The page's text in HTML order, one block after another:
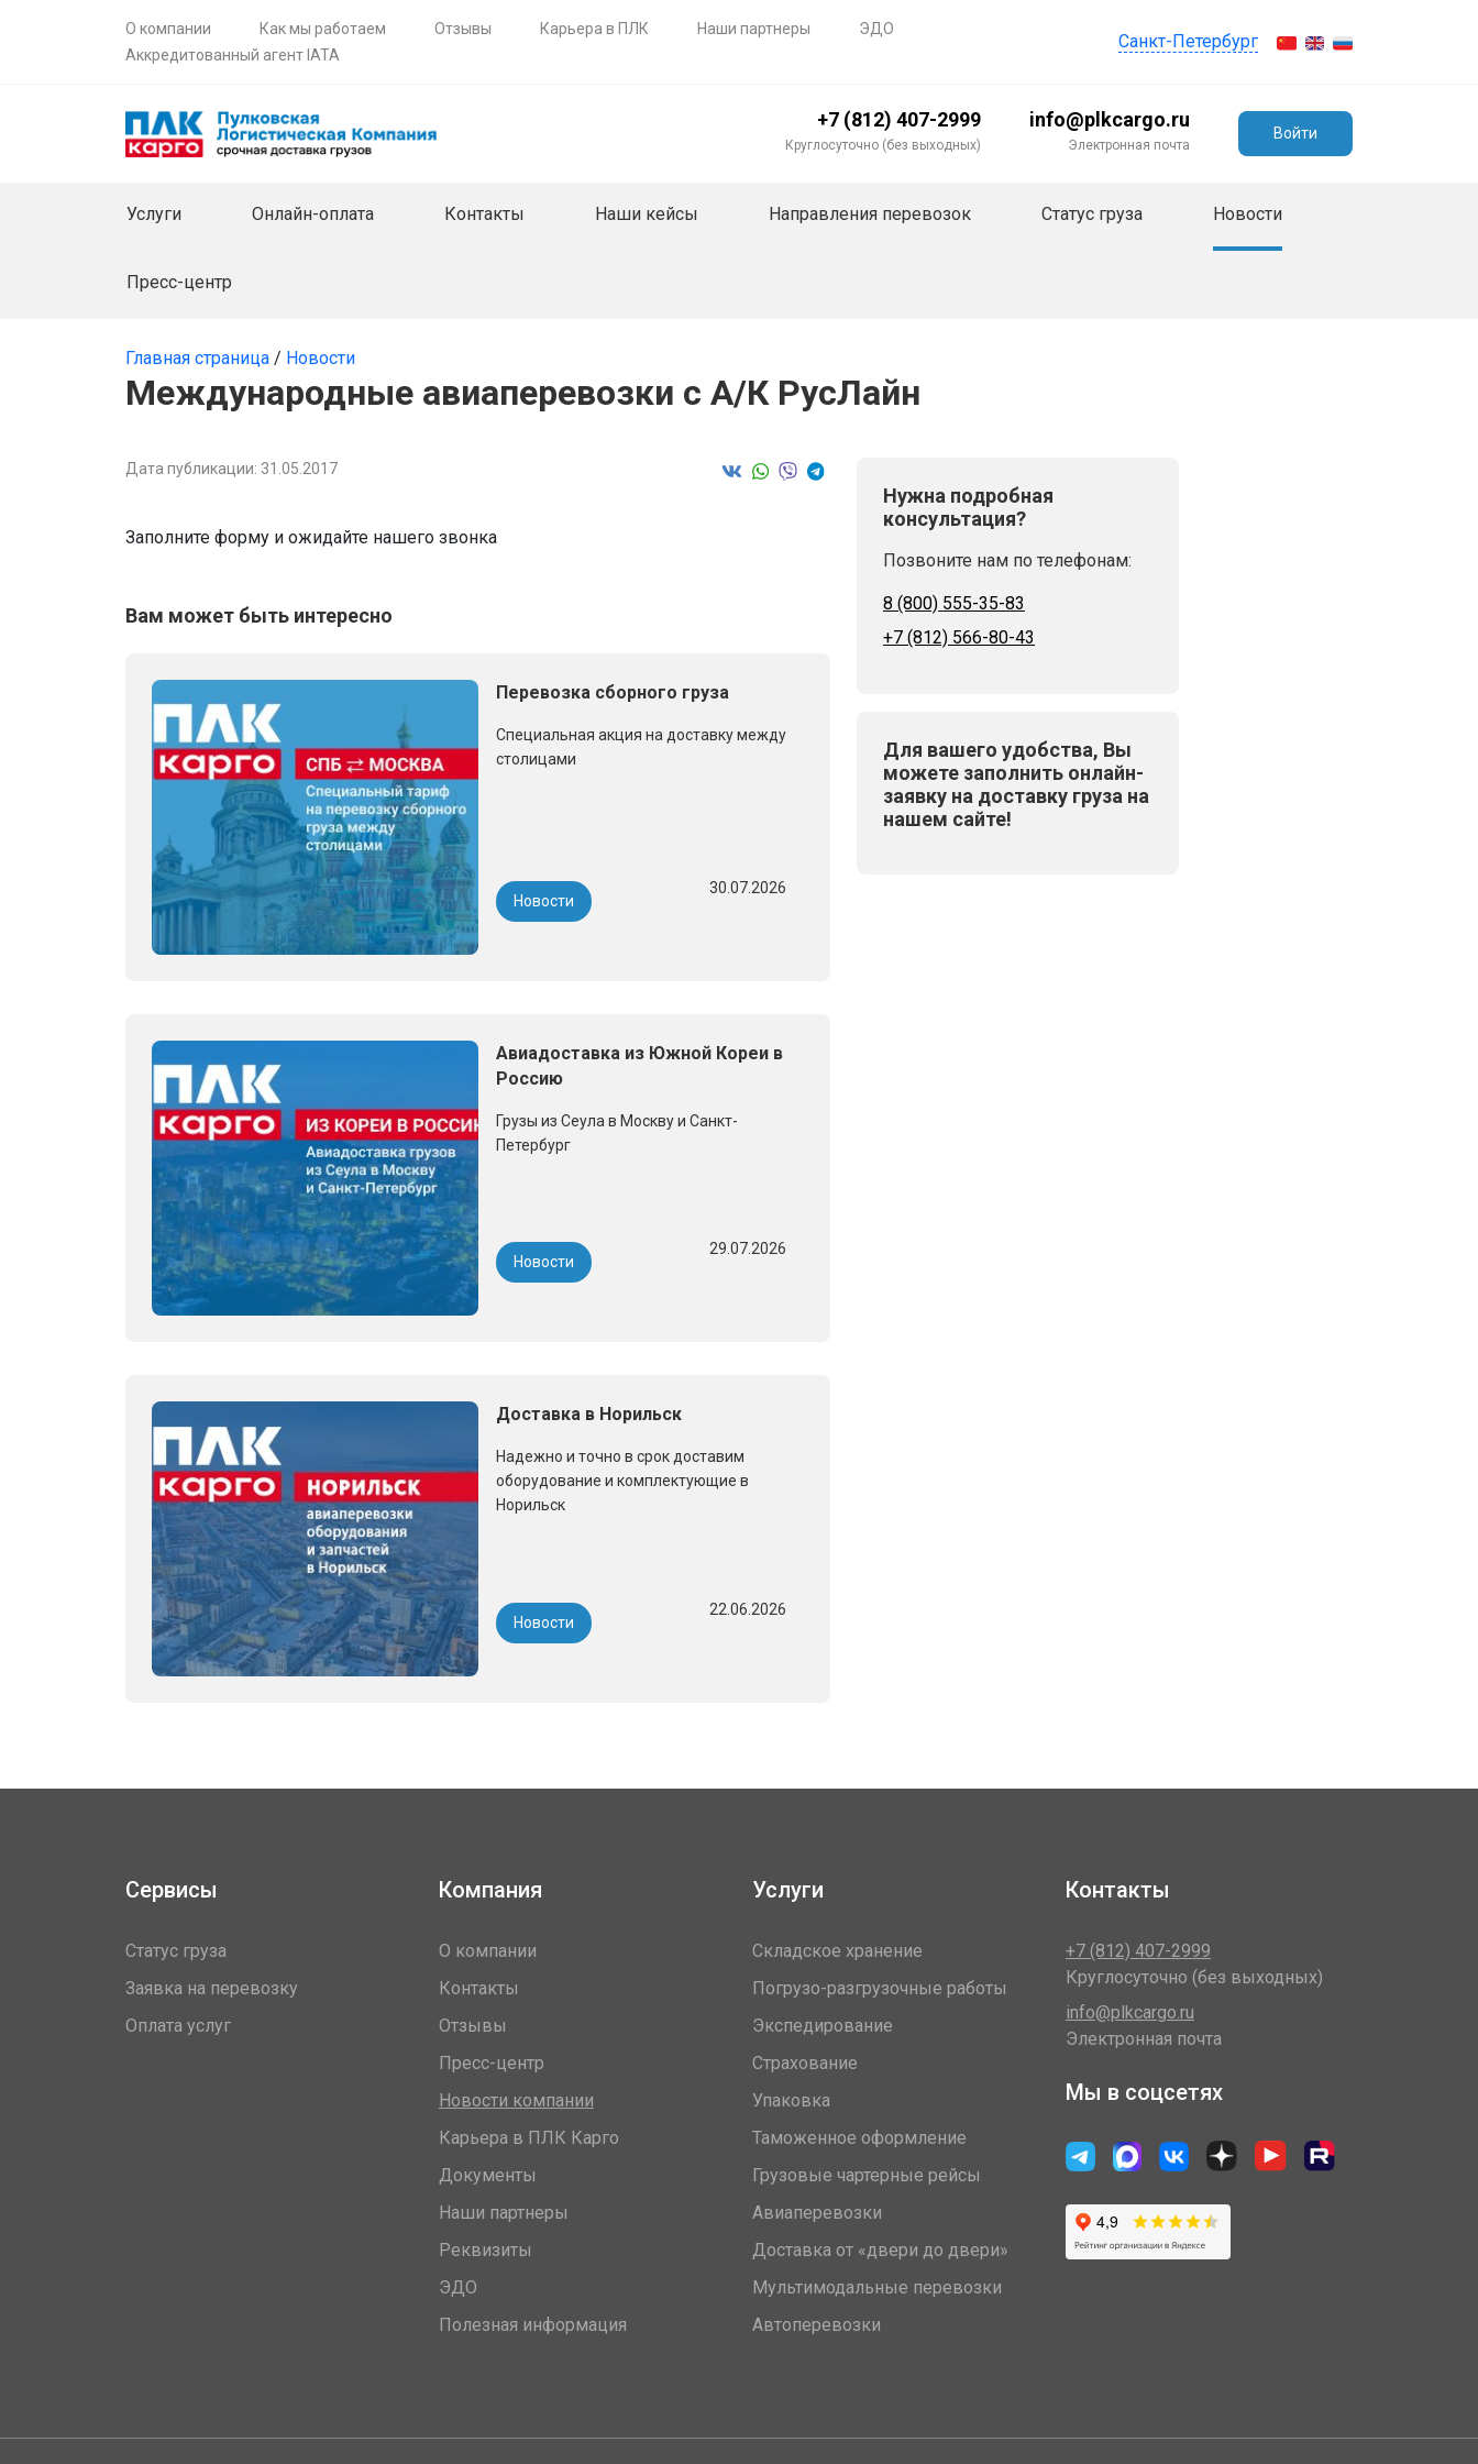
О компании Как мы работаем Отзывы Карьера в ПЛК Наши партнеры
ЭДО
Аккредитованный агент IATA
Санкт-Петербург
+7 (812) 407-2999
Круглосуточно (без выходных)
info@plkcargo.ru
Электронная почта
Войти
Услуги Онлайн-оплата Контакты Наши кейсы Направления перевозок Статус груза Новости
Пресс-центр
Главная страница / Новости
Международные авиаперевозки с А/К РусЛайн
Дата публикации: 31.05.2017
Заполните форму и ожидайте нашего звонка
Вам может быть интересно
Перевозка сборного груза
Специальная акция на доставку между
столицами
Новости
30.07.2026
Авиадоставка из Южной Кореи в
Россию
Грузы из Сеула в Москву и Санкт-
Петербург
Новости
29.07.2026
Доставка в Норильск
Надежно и точно в срок доставим
оборудование и комплектующие в
Норильск
Новости
22.06.2026
Нужна подробная
консультация?
Позвоните нам по телефонам:
8 (800) 555-35-83
+7 (812) 566-80-43
Для вашего удобства, Вы
можете заполнить онлайн-
заявку на доставку груза на
нашем сайте!
Сервисы
Статус груза
Заявка на перевозку
Оплата услуг
Компания
О компании
Контакты
Отзывы
Пресс-центр
Новости компании
Карьера в ПЛК Карго
Документы
Наши партнеры
Реквизиты
ЭДО
Полезная информация
Услуги
Складское хранение
Погрузо-разгрузочные работы
Экспедирование
Страхование
Упаковка
Таможенное оформление
Грузовые чартерные рейсы
Авиаперевозки
Доставка от «двери до двери»
Мультимодальные перевозки
Автоперевозки
Контакты
+7 (812) 407-2999
Круглосуточно (без выходных)
info@plkcargo.ru
Электронная почта
Мы в соцсетях